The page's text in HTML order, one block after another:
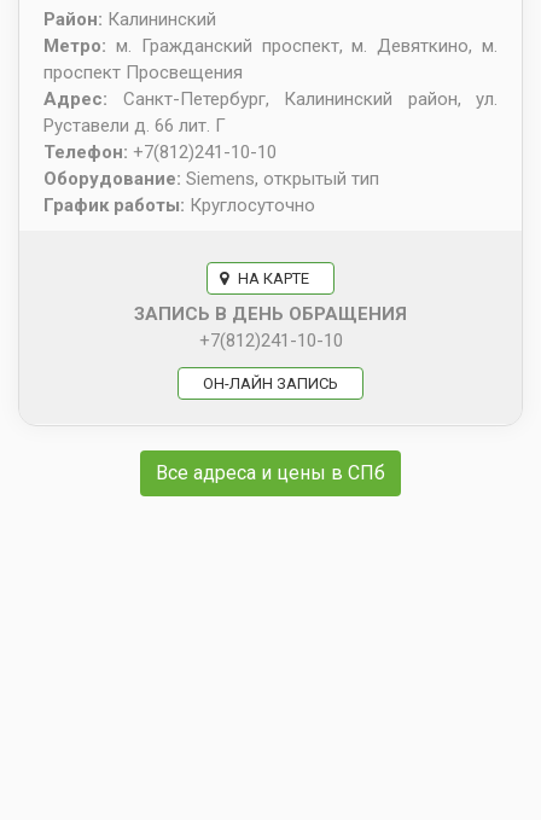
Район: Калининский
Метро: м. Гражданский проспект, м. Девяткино, м.
проспект Просвещения
Адрес: Санкт-Петербург, Калининский район, ул.
Руставели д. 66 лит. Г
Телефон: +7(812)241-10-10
Оборудование: Siemens, открытый тип
График работы: Круглосуточно
НА КАРТЕ
ЗАПИСЬ В ДЕНЬ ОБРАЩЕНИЯ
+7(812)241-10-10
ОН-ЛАЙН ЗАПИСЬ
Все адреса и цены в СПб